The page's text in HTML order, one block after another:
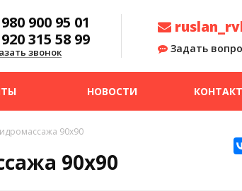
900 95 01
315 58 99
звонок Задать
НОВОСТИ
90х90
90х90